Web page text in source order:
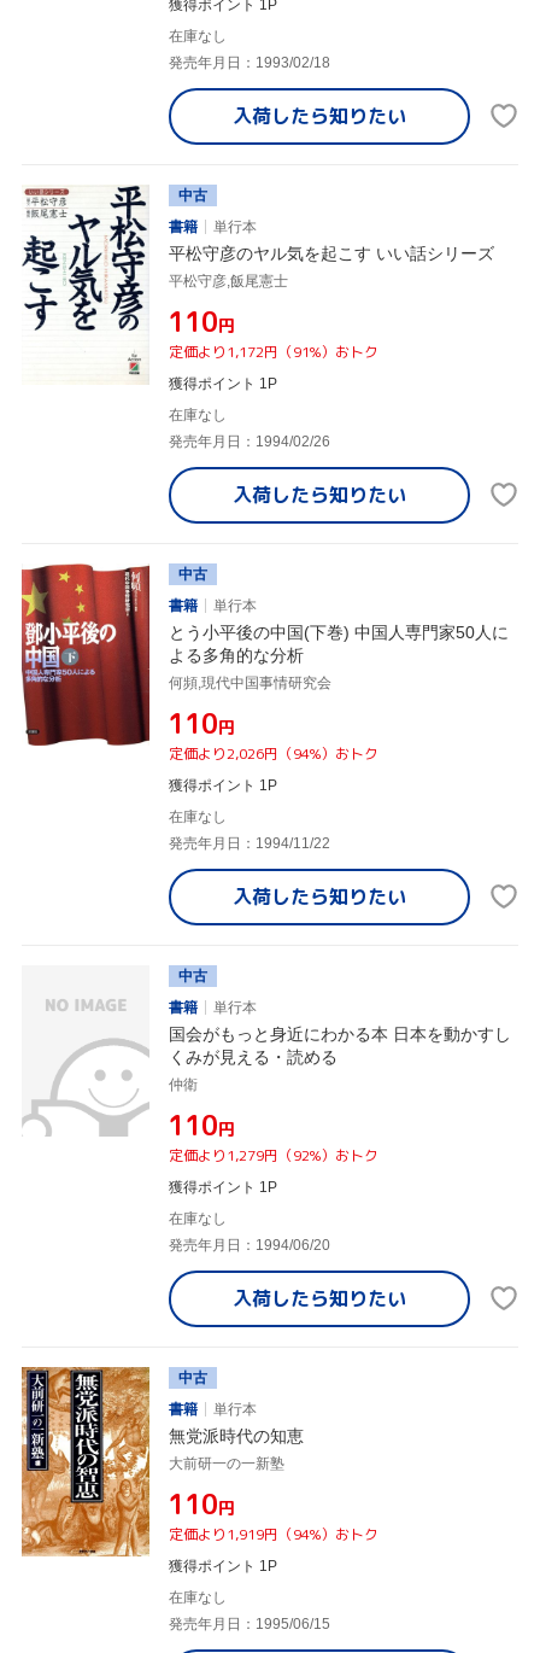
獲得ポイント 1P
在庫なし
発売年月日：1993/02/18
入荷したら知りたい
中古
書籍
単行本
平松守彦のヤル気を起こす いい話シリーズ
平松守彦,飯尾憲士
¥110円
定価より1,172円（91%）おトク
獲得ポイント 1P
在庫なし
発売年月日：1994/02/26
入荷したら知りたい
中古
書籍
単行本
とう小平後の中国(下巻) 中国人専門家50人に
よる多角的な分析
何頻,現代中国事情研究会
¥110円
定価より2,026円（94%）おトク
獲得ポイント 1P
在庫なし
発売年月日：1994/11/22
入荷したら知りたい
中古
書籍
単行本
国会がもっと身近にわかる本 日本を動かすし
くみが見える・読める
仲衛
¥110円
定価より1,279円（92%）おトク
獲得ポイント 1P
在庫なし
発売年月日：1994/06/20
入荷したら知りたい
中古
書籍
単行本
無党派時代の知恵
大前研一の一新塾
¥110円
定価より1,919円（94%）おトク
獲得ポイント 1P
在庫なし
発売年月日：1995/06/15